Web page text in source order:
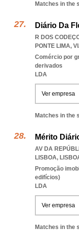
Matches in the
Diário Da
R DOS
PONTE LIMA,
Comércio por
derivados
LDA
Ver empresa
Matches in the
Mérito
AV DA
LISBOA,
Promoção
edifícios)
LDA
Ver empresa
Matches in the